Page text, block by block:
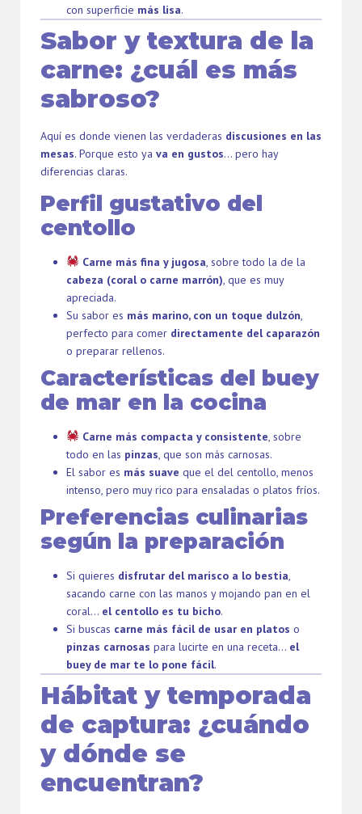
con superficie más lisa.
Sabor y textura de la
carne: ¿cuál es más
sabroso?
Aquí es donde vienen las verdaderas discusiones en las
mesas. Porque esto ya va en gustos… pero hay
diferencias claras.
Perfil gustativo del
centollo
Carne más fina y jugosa, sobre todo la de la
cabeza (coral o carne marrón), que es muy
apreciada.
Su sabor es más marino, con un toque dulzón,
perfecto para comer directamente del caparazón
o preparar rellenos.
Características del buey
de mar en la cocina
Carne más compacta y consistente, sobre
todo en las pinzas, que son más carnosas.
El sabor es más suave que el del centollo, menos
intenso, pero muy rico para ensaladas o platos fríos.
Preferencias culinarias
según la preparación
Si quieres disfrutar del marisco a lo bestia,
sacando carne con las manos y mojando pan en el
coral… el centollo es tu bicho.
Si buscas carne más fácil de usar en platos o
pinzas carnosas para lucirte en una receta… el
buey de mar te lo pone fácil.
Hábitat y temporada
de captura: ¿cuándo
y dónde se
encuentran?